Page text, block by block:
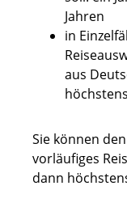
Jahren
in
aus
Sie können
vorläufiges
dann